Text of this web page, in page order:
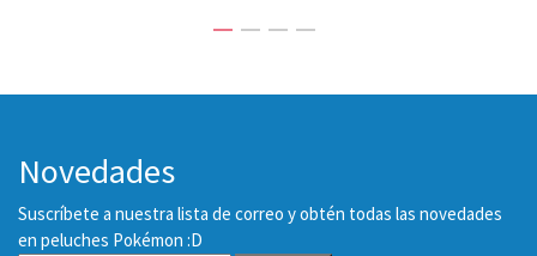
Novedades
Suscríbete a nuestra lista de correo y obtén todas las novedades
en peluches Pokémon :D